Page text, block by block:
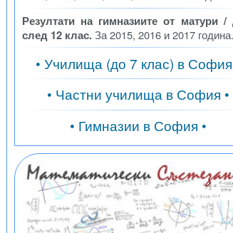
Резултати на гимназиите от матури
след 12 клас.За 2015, 2016 и 2017 година.
• Училища (до 7 клас) в София
• Частни училища в София •
• Гимназии в София •